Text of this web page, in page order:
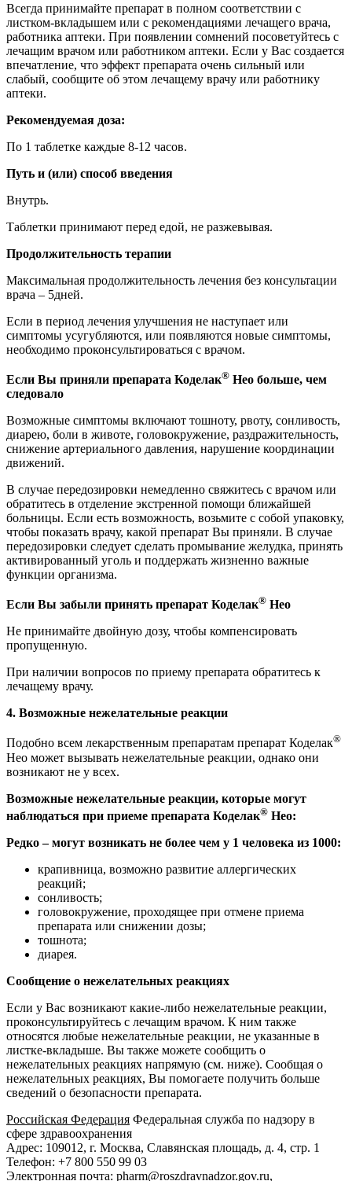
Всегда принимайте препарат в полном соответствии с
листком-вкладышем или с рекомендациями лечащего врача,
работника аптеки. При появлении сомнений посоветуйтесь с
лечащим врачом или работником аптеки. Если у Вас создается
впечатление, что эффект препарата очень сильный или
слабый, сообщите об этом лечащему врачу или работнику
аптеки.
Рекомендуемая доза:
По 1 таблетке каждые 8-12 часов.
Путь и (или) способ введения
Внутрь.
Таблетки принимают перед едой, не разжевывая.
Продолжительность терапии
Максимальная продолжительность лечения без консультации
врача – 5дней.
Если в период лечения улучшения не наступает или
симптомы усугубляются, или появляются новые симптомы,
необходимо проконсультироваться с врачом.
Если Вы приняли препарата Коделак® Нео больше, чем
следовало
Возможные симптомы включают тошноту, рвоту, сонливость,
диарею, боли в животе, головокружение, раздражительность,
снижение артериального давления, нарушение координации
движений.
В случае передозировки немедленно свяжитесь с врачом или
обратитесь в отделение экстренной помощи ближайшей
больницы. Если есть возможность, возьмите с собой упаковку,
чтобы показать врачу, какой препарат Вы приняли. В случае
передозировки следует сделать промывание желудка, принять
активированный уголь и поддержать жизненно важные
функции организма.
Если Вы забыли принять препарат Коделак® Нео
Не принимайте двойную дозу, чтобы компенсировать
пропущенную.
При наличии вопросов по приему препарата обратитесь к
лечащему врачу.
4. Возможные нежелательные реакции
Подобно всем лекарственным препаратам препарат Коделак®
Нео может вызывать нежелательные реакции, однако они
возникают не у всех.
Возможные нежелательные реакции, которые могут
наблюдаться при приеме препарата Коделак® Нео:
Редко – могут возникать не более чем у 1 человека из 1000:
крапивница, возможно развитие аллергических
реакций;
сонливость;
головокружение, проходящее при отмене приема
препарата или снижении дозы;
тошнота;
диарея.
Сообщение о нежелательных реакциях
Если у Вас возникают какие-либо нежелательные реакции,
проконсультируйтесь с лечащим врачом. К ним также
относятся любые нежелательные реакции, не указанные в
листке-вкладыше. Вы также можете сообщить о
нежелательных реакциях напрямую (см. ниже). Сообщая о
нежелательных реакциях, Вы помогаете получить больше
сведений о безопасности препарата.
Российская Федерация Федеральная служба по надзору в
сфере здравоохранения
Адрес: 109012, г. Москва, Славянская площадь, д. 4, стр. 1
Телефон: +7 800 550 99 03
Электронная почта: pharm@roszdravnadzor.gov.ru,